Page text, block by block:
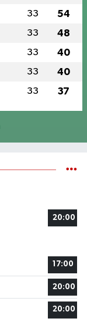
33 54
33 48
33 40
33 40
33 37
20:00
17:00
20:00
20:00